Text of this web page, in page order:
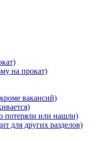
на прокат)
вакансий)
потеряли или нашли)
для других разделов)